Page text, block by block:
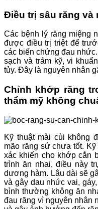
Điều trị sâu răng và
Các bệnh lý răng miệng
được điều trị triệt để
các biến chứng đau
sạch và trám kỹ, vi
tủy. Đây là nguyên nhân
Chỉnh khớp răng
thẩm mỹ không
Kỹ thuật mài cùi không
mão răng sứ chưa tốt.
xác khiến cho khớp cắn
trình ăn nhai, điều này
dương hàm. Lâu dài sẽ
và gây dau nhức vai,
bình thường không ăn
đau răng vì nguyên nhân